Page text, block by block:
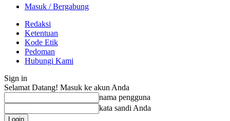
Masuk / Bergabung
Redaksi
Ketentuan
Kode Etik
Pedoman
Hubungi Kami
Sign in
Selamat Datang! Masuk ke akun Anda
nama pengguna
kata sandi Anda